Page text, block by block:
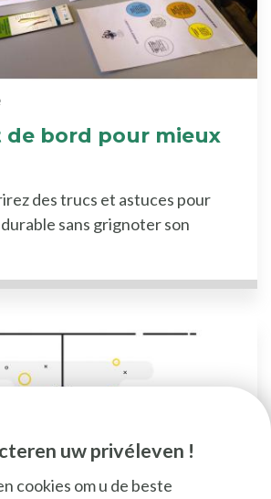
uw privéleven !
cookies om u de beste
de bord pour mieux
des trucs et astuces pour
sans grignoter son